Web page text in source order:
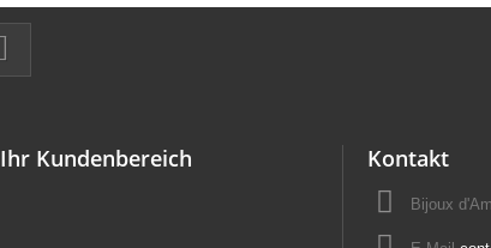
Ihr Kundenbereich Kontakt
Bijoux